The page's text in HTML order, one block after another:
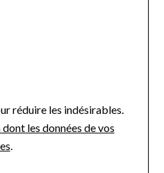
réduire les indésirables.
les données de vos